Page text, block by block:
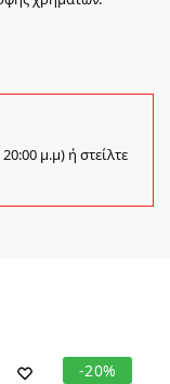
μ.μ) ή στείλτε
-20%